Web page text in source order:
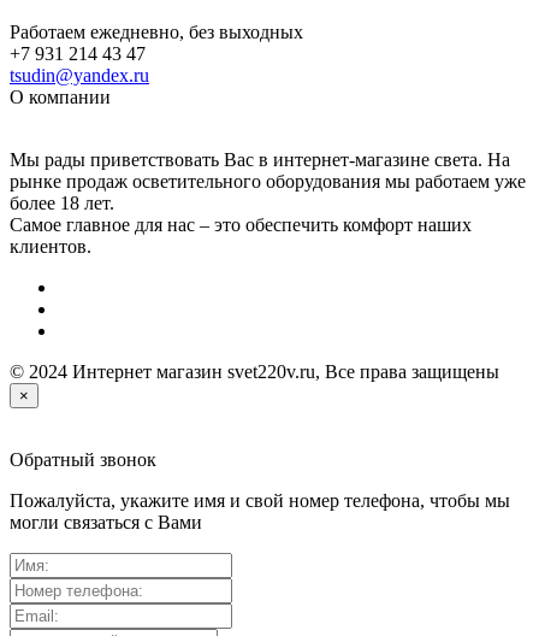
Работаем ежедневно, без выходных
+7 931 214 43 47
tsudin@yandex.ru
О компании
Мы рады приветствовать Вас в интернет-магазине света. На
рынке продаж осветительного оборудования мы работаем уже
более 18 лет.
Самое главное для нас – это обеспечить комфорт наших
клиентов.
© 2024 Интернет магазин svet220v.ru, Все права защищены
×
Обратный звонок
Пожалуйста, укажите имя и свой номер телефона, чтобы мы
могли связаться с Вами